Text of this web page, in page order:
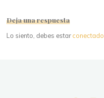
Deja una respuesta
Lo siento, debes estarconectado